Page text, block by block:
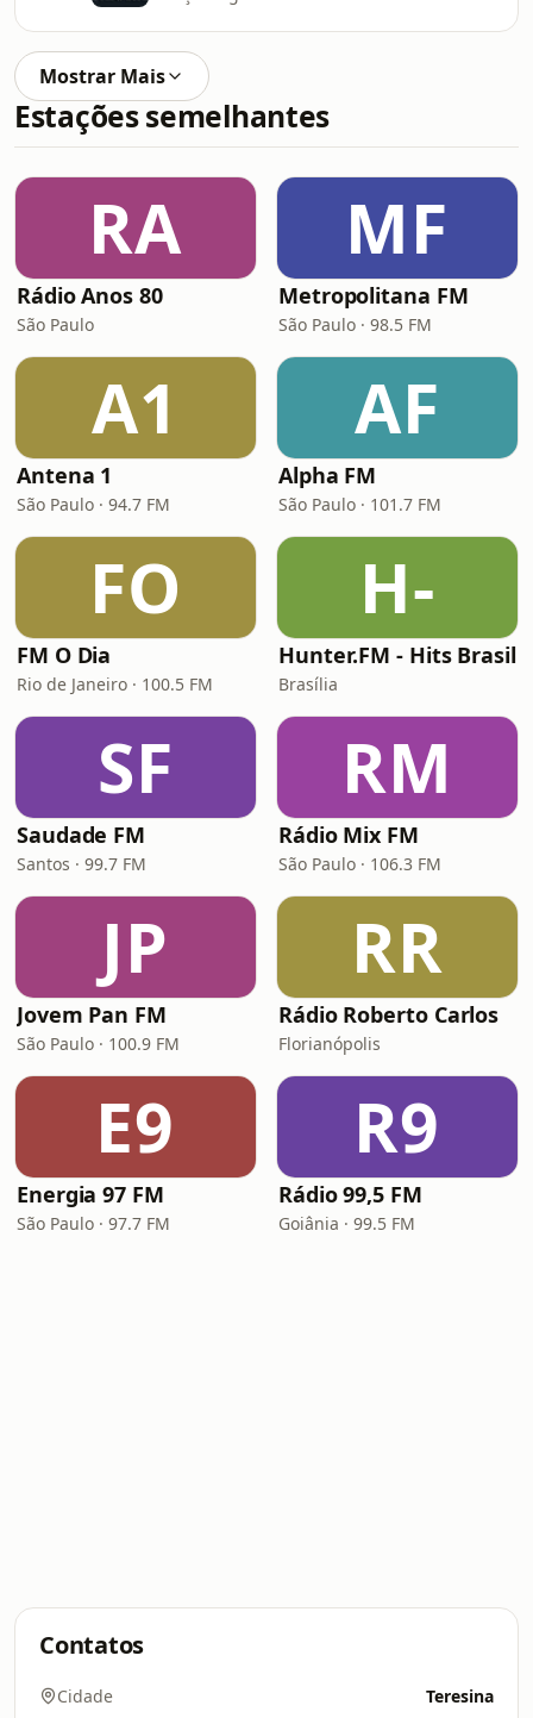
Mostrar Mais
Estações semelhantes
RA
Rádio Anos 80
São Paulo
MF
Metropolitana FM
São Paulo · 98.5 FM
A1
Antena 1
São Paulo · 94.7 FM
AF
Alpha FM
São Paulo · 101.7 FM
FO
FM O Dia
Rio de Janeiro · 100.5 FM
H-
Hunter.FM - Hits Brasil
Brasília
SF
Saudade FM
Santos · 99.7 FM
RM
Rádio Mix FM
São Paulo · 106.3 FM
JP
Jovem Pan FM
São Paulo · 100.9 FM
RR
Rádio Roberto Carlos
Florianópolis
E9
Energia 97 FM
São Paulo · 97.7 FM
R9
Rádio 99,5 FM
Goiânia · 99.5 FM
Contatos
Cidade Teresina